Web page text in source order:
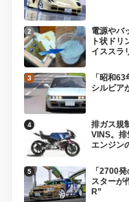
電源やバ
ト状ド
イススラ
「昭和
シルビア
排ガス規
VINS。
エンジン
「2700
スターが
R”